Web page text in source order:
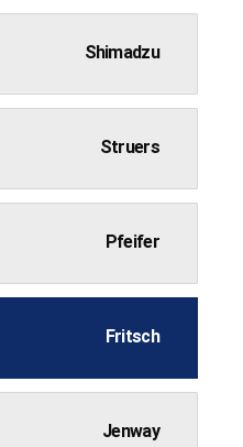
Shimadzu
Struers
Pfeifer
Fritsch
Jenway